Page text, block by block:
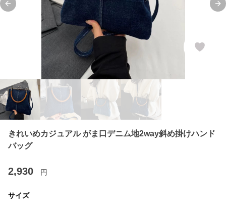
Previous slide
きれいめカジュアル がま口デニム地2way斜め掛けハンド
バッグ
2,930 円
サイズ